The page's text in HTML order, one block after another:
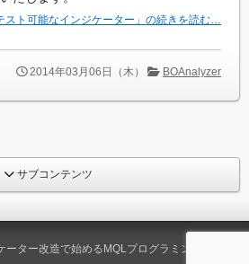
スト可能なインジケーター」の続きを読む…
2014年03月06日（木） BOAnalyzer
サブコンテンツ
ーター改造で始めるMQLプログラミング入